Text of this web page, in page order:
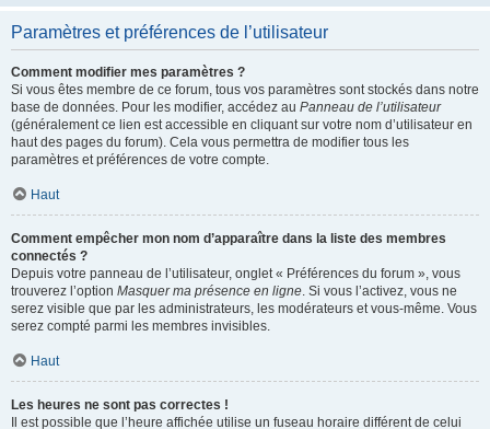
Paramètres et préférences de l’utilisateur
Comment modifier mes paramètres ?
Si vous êtes membre de ce forum, tous vos paramètres sont stockés dans notre
base de données. Pour les modifier, accédez au Panneau de l’utilisateur
(généralement ce lien est accessible en cliquant sur votre nom d’utilisateur en
haut des pages du forum). Cela vous permettra de modifier tous les
paramètres et préférences de votre compte.
Haut
Comment empêcher mon nom d’apparaître dans la liste des membres
connectés ?
Depuis votre panneau de l’utilisateur, onglet « Préférences du forum », vous
trouverez l’option Masquer ma présence en ligne. Si vous l’activez, vous ne
serez visible que par les administrateurs, les modérateurs et vous-même. Vous
serez compté parmi les membres invisibles.
Haut
Les heures ne sont pas correctes !
Il est possible que l’heure affichée utilise un fuseau horaire différent de celui